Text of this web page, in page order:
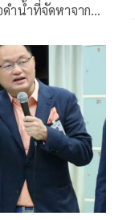
ดำน้ำที่จัดหาจาก